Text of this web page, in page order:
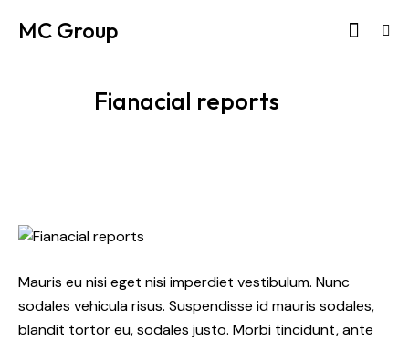
MC Group
Fianacial reports
Mauris eu nisi eget nisi imperdiet vestibulum. Nunc
sodales vehicula risus. Suspendisse id mauris sodales,
blandit tortor eu, sodales justo. Morbi tincidunt, ante